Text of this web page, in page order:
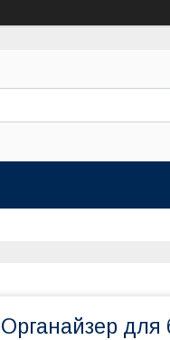
Органайзер для